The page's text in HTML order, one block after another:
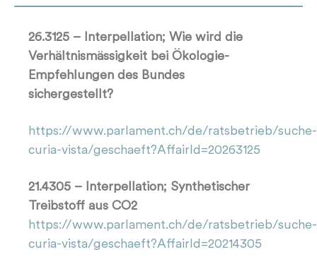
26.3125 – Interpellation; Wie wird die
Verhältnismässigkeit bei Ökologie-
Empfehlungen des Bundes
sichergestellt?
https://www.parlament.ch/de/ratsbetrieb/suche-
curia-vista/geschaeft?AffairId=20263125
21.4305 – Interpellation; Synthetischer
Treibstoff aus CO2
https://www.parlament.ch/de/ratsbetrieb/suche-
curia-vista/geschaeft?AffairId=20214305